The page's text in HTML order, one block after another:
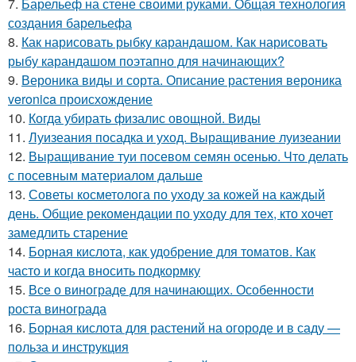
создания барельефа
8. Как нарисовать рыбку карандашом. Как нарисовать
рыбу карандашом поэтапно для начинающих?
9. Вероника виды и сорта. Описание растения вероника
veronica происхождение
10. Когда убирать физалис овощной. Виды
11. Луизеания посадка и уход. Выращивание луизеании
12. Выращивание туи посевом семян осенью. Что делать
с посевным материалом дальше
13. Советы косметолога по уходу за кожей на каждый
день. Общие рекомендации по уходу для тех, кто хочет
замедлить старение
14. Борная кислота, как удобрение для томатов. Как
часто и когда вносить подкормку
15. Все о винограде для начинающих. Особенности
роста винограда
16. Борная кислота для растений на огороде и в саду —
польза и инструкция